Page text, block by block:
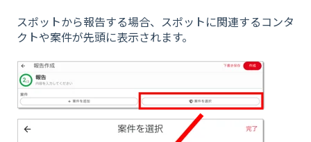
スポットから報告する場合、スポットに関連するコンタ
クトや案件が先頭に表示されます。